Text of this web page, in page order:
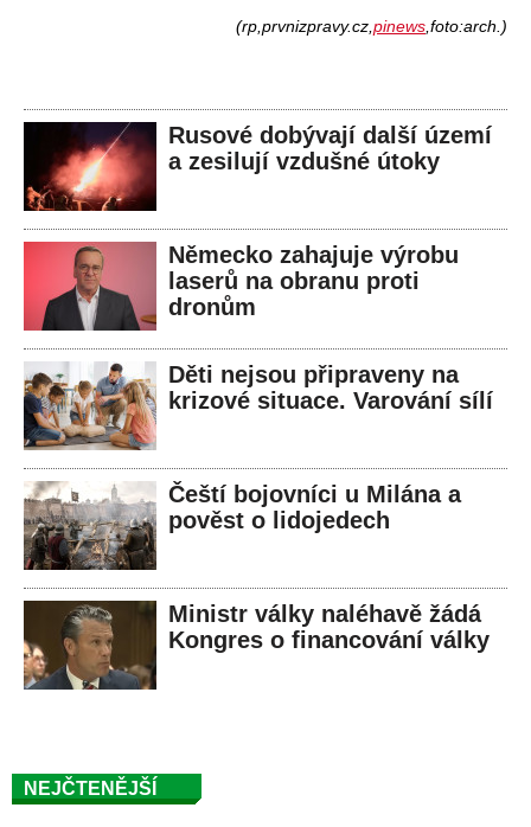
(rp,prvnizpravy.cz,pinews,foto:arch.)
Rusové dobývají další území
a zesilují vzdušné útoky
Německo zahajuje výrobu
laserů na obranu proti
dronům
Děti nejsou připraveny na
krizové situace. Varování sílí
Čeští bojovníci u Milána a
pověst o lidojedech
Ministr války naléhavě žádá
Kongres o financování války
NEJČTENĚJŠÍ